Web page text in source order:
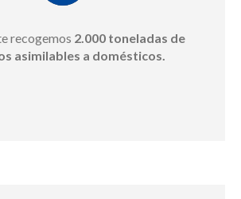
recogemos 2.000 toneladas de
asimilables a domésticos.